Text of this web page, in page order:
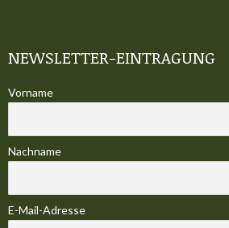
NEWSLETTER-EINTRAGUNG
Vorname
Nachname
E-Mail-Adresse